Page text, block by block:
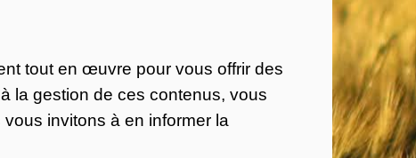
tout en œuvre pour vous offrir des
la gestion de ces contenus, vous
invitons à en informer la